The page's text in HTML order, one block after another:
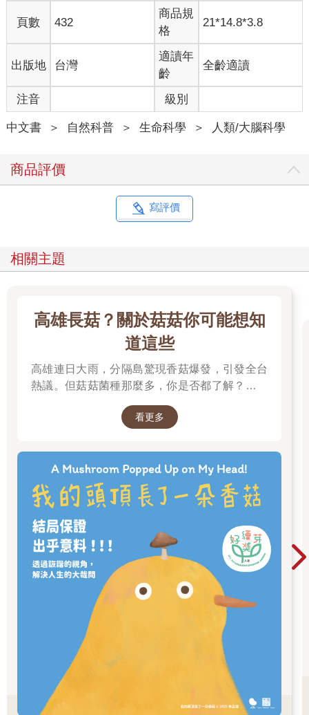
己或周圍一切，追本溯源之下竟然都在同一天誕生—萬物的生日
就是宇宙的生日。透過這個故事，我們也會理解到原來原子在漫
長詭譎的旅程中轉化為恆星、建構我們所在的行星。新生地球遭
遇難以想像的大災難，原子並未離去。塵埃落定時，看似死去的
原子藉由巧妙重組形成生命、改造地球並創造植物，也開創了人
類存在的可能性。
之後故事還會解釋人體如何將餐桌上的食物轉化為自身。提
醒一下，人體內部規模極其龐大，龐大到有時很難理解自己的結
構複雜到什麼地步。我們彷彿不斷變化的馬賽克，是三十兆細胞
動。構成一個人的原子數量是地球所有沙漠沙粒總和的十億倍以
上。如果體重一百五十磅（約六十八公斤），體內的碳元素足夠
瓶，氯元素可以消毒好幾座後院泳池，甚至有足夠的鐵可以鍛造
三英寸（七點六二公分）釘子。若將人體所有元素提煉出來則會
四十二點二九美元（金額會依據體重和市價變動）。
開始追尋這個奇妙故事之後我有了新的體悟：重建跨越數十
在，例如無形粒子自太空降落會留下微乎其微的蹤跡、每種元素
具有獨一無二的光波波長，彗星重返地球的時間可以預測，以及
人體難以承受的深海水壓中仍有生命蓬勃發展。
而本書中科學家的故事與他們挖掘的真相同樣引人入勝。每
個意外發現背後都充滿激烈的競爭、執著與心碎，可能是靈光乍
現，亦或者是盲目但幸運的摸索。一次又一次，線索被忽略，直
到有人願意虛心接納其他人「已知」錯誤的想法。
識運作如何混淆思維。所有人都會陷入無意識假設，這些假設稱
為認知偏誤或思維陷阱，時時刻刻左右我們看待世界的觀點。比
如負面偏誤使人更加關注負面事件，這解釋了媒體長期聚焦壞消
息的現象。本書之後內容反覆呈現特定思維陷阱如何阻礙學界做
出關鍵突破，有時候再強大的證據都無法逆轉局勢。
其中六種偏見太過頻繁，所以我給它們取了綽號：
»「太怪異所以不可信」
»「現有工具檢測不到就代表不存在」
»「因為身為專家就忘記還有許多未知」
»「只尋找也只看見與自己已知理論相符的證據」
»「世界上最偉大的專家必然正確」
»「看起來最有可能就一定是真的」
世界充斥偏見，科學家要做出重大突破常常需要不隨波逐流
的勇氣，類似典範有些很出名，但多數不為人知。比如兩位女
性，一位物理學家是猶太裔，另一位竟然……嗯，隸屬納粹，兩
人卻合作尋找次原子粒子。奧地利女皇的私人醫生發現光合作
用，某個聽力不好的化學家在華生和克里克解析DNA結構的八十
多年前先找到了DNA，還有被嘲笑為騙子和末世論者、離經叛道
頁數 432
商品規
格
21*14.8*3.8
出版地 台灣
適讀年
齡
全齡適讀
注音 級別
中文書 ＞ 自然科普 ＞ 生命科學 ＞ 人類/大腦科學
商品評價
寫評價
相關主題
高雄長菇？關於菇菇你可能想知
道這些
高雄連日大雨，分隔島驚現香菇爆發，引發全台
熱議。但菇菇菌種那麼多，你是否都了解？邀請
看更多